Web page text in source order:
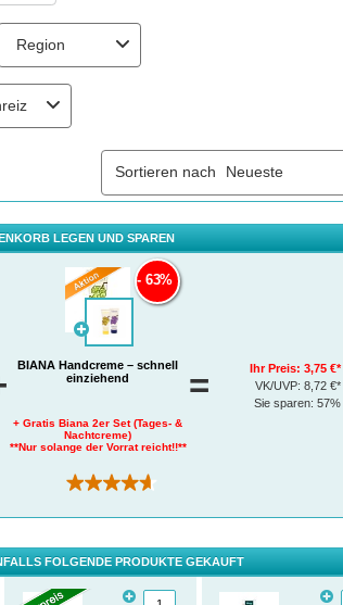
LEGEN UND SPAREN
BIANA Handcreme – schnell
einziehend
+ Gratis Biana 2er Set (Tages- &
Nachtcreme)
**Nur solange der Vorrat reicht!!**
(8)
63%
= Ihr Preis:3,75 €*
VK/UVP:8,72 €*
Sie sparen:57%
FOLGENDE PRODUKTE GEKAUFT